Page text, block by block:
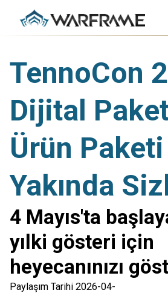
TennoCon
Dijital
Ürün Paketi
Yakında
4 Mayıs'ta
yılki gösteri için
heyecanınızı
Paylaşım Tarihi 2026-04-